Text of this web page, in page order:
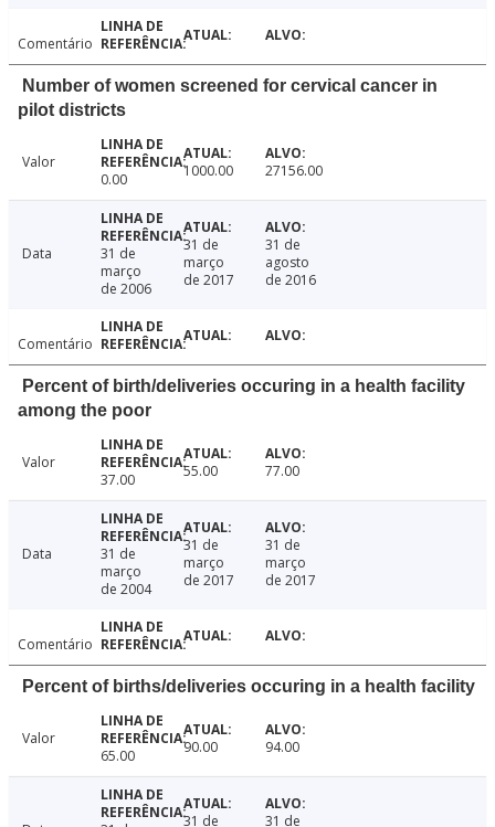
Comentário
Number of women screened for cervical cancer in
pilot districts
Valor
0.00
1000.00 27156.00
Data
31 de
março
de 2006
31 de
março
de 2017
31 de
agosto
de 2016
Comentário
Percent of birth/deliveries occuring in a health facility
among the poor
Valor
37.00
55.00 77.00
Data
31 de
março
de 2004
31 de
março
de 2017
31 de
março
de 2017
Comentário
Percent of births/deliveries occuring in a health facility
Valor
65.00
90.00 94.00
31 de 31 de